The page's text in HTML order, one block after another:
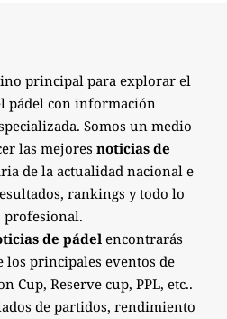
principal para explorar el
pádel con información
Somos un medio
las mejores noticias de
de la actualidad nacional e
rankings y todo lo
profesional.
de pádel encontrarás
los principales eventos de
Cup, Reserve cup, PPL, etc..
de partidos, rendimiento